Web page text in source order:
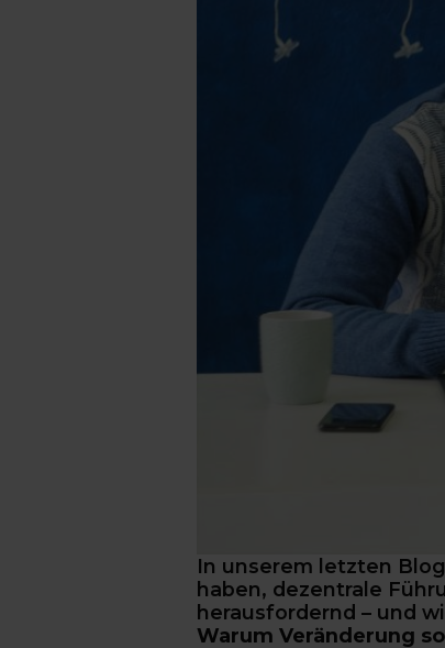
In unserem letzten
haben, dezentrale
herausfordernd – und
Warum Veränderung